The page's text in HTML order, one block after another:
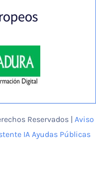
Reservados | Aviso
IA Ayudas Públicas